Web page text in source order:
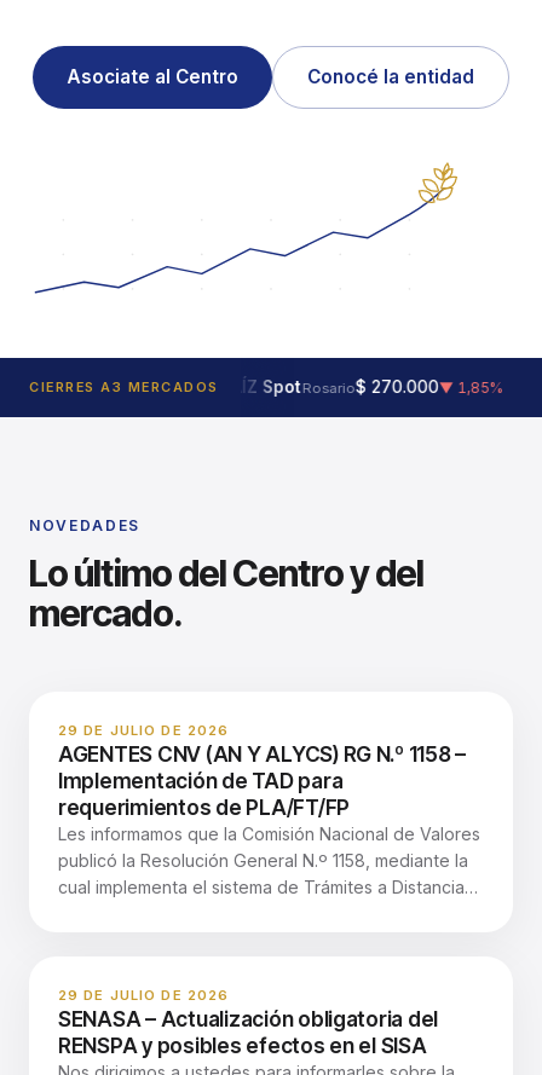
Asociate al Centro Conocé la entidad
CIERRES A3 MERCADOS
MAÍZ Spot Rosario$ 270.000▼ 1,85%
NOVEDADES
Lo último del Centro y del
mercado.
29 DE JULIO DE 2026
AGENTES CNV (AN Y ALYCS) RG N.º 1158 –
Implementación de TAD para
requerimientos de PLA/FT/FP
Les informamos que la Comisión Nacional de Valores
publicó la Resolución General N.º 1158, mediante la
cual implementa el sistema de Trámites a Distancia
Prevención del Lavado de Activos, la Financiación
del Terrorismo y la Financiación de la Proliferación
—PLA/FT/FP—. La medida entrará en vigencia el 10
29 DE JULIO DE 2026
SENASA – Actualización obligatoria del
RENSPA y posibles efectos en el SISA